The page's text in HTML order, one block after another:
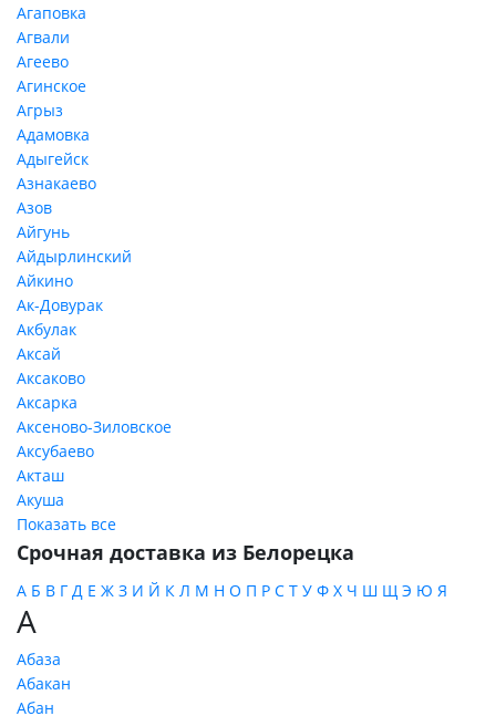
Агаповка
Агвали
Агеево
Агинское
Агрыз
Адамовка
Адыгейск
Азнакаево
Азов
Айгунь
Айдырлинский
Айкино
Ак-Довурак
Акбулак
Аксай
Аксаково
Аксарка
Аксеново-Зиловское
Аксубаево
Акташ
Акуша
Показать все
Срочная доставка из Белорецка
А Б В Г Д Е Ж З И Й К Л М Н О П Р С Т У Ф Х Ч Ш Щ Э Ю Я
А
Абаза
Абакан
Абан